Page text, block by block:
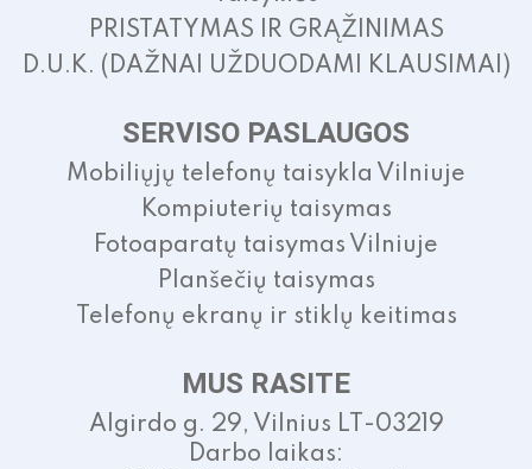
PRISTATYMAS IR GRĄŽINIMAS
D.U.K. (DAŽNAI UŽDUODAMI KLAUSIMAI)
SERVISO PASLAUGOS
Mobiliųjų telefonų taisykla Vilniuje
Kompiuterių taisymas
Fotoaparatų taisymas Vilniuje
Planšečių taisymas
Telefonų ekranų ir stiklų keitimas
MUS RASITE
Algirdo g. 29, Vilnius LT-03219
Darbo laikas: